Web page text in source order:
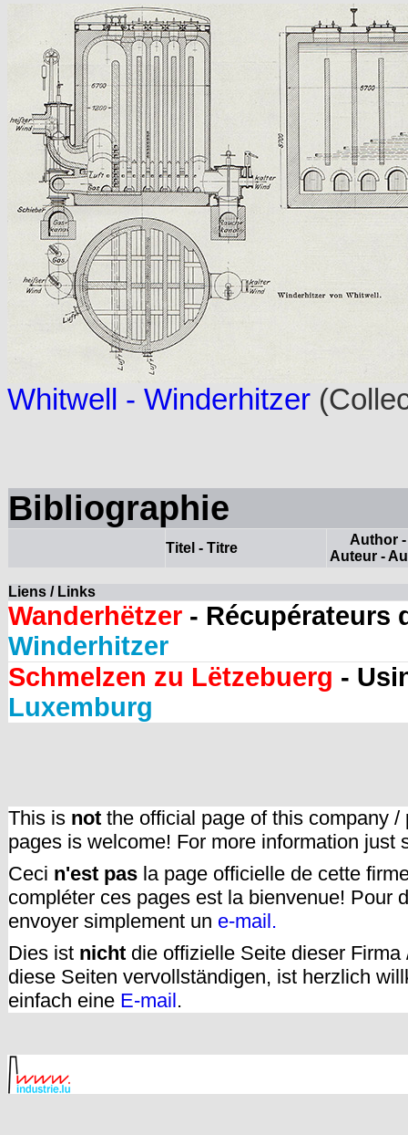
Whitwell - Winderhitzer
Bibliographie
Titel - Titre
Author -
Auteur -
Liens / Links
Wanderhëtzer - Récupérateurs
Winderhitzer
Schmelzen zu Lëtzebuerg -
Luxemburg
This is not the official page of this company
pages is welcome! For more information just
Ceci n'est pas la page officielle de cette
compléter ces pages est la bienvenue! Pour
envoyer simplement un e-mail.
Dies ist nicht die offizielle Seite dieser
diese Seiten vervollständigen, ist herzlich
einfach eine E-mail .